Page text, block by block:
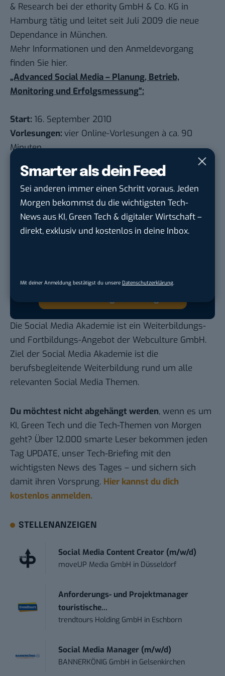
Smarter als dein Feed
Sei anderen immer einen Schritt voraus. Jeden
Morgen bekommst du die wichtigsten Tech-
News aus KI, Green Tech & digitaler Wirtschaft –
direkt, exklusiv und kostenlos in deine Inbox.
Mit deiner Anmeldung bestätigst du unsere Datenschutzerklärung.
& Research bei der ethority GmbH & Co. KG in
Hamburg tätig und leitet seit Juli 2009 die neue
Dependance in München.
Mehr Informationen und den Anmeldevorgang
finden Sie hier.
„Advanced Social Media – Planung, Betrieb,
Monitoring und Erfolgsmessung“:
Start: 16. September 2010
Vorlesungen: vier Online-Vorlesungen à ca. 90
Minuten
Google lässt dich jetzt selbst bestimmen,
welche Quellen du in der Suche häufiger
Tech-Journalismus unterstützen. Vielen Dank!
Die Social Media Akademie ist ein Weiterbildungs-
und Fortbildungs-Angebot der Webculture GmbH.
Ziel der Social Media Akademie ist die
berufsbegleitende Weiterbildung rund um alle
relevanten Social Media Themen.
Du möchtest nicht abgehängt werden, wenn es um
KI, Green Tech und die Tech-Themen von Morgen
geht? Über 12.000 smarte Leser bekommen jeden
Tag UPDATE, unser Tech-Briefing mit den
wichtigsten News des Tages – und sichern sich
damit ihren Vorsprung. Hier kannst du dich
kostenlos anmelden.
STELLENANZEIGEN
Social Media Content Creator (m/w/d)
moveUP Media GmbH in Düsseldorf
Anforderungs- und Projektmanager
touristische...
trendtours Holding GmbH in Eschborn
Social Media Manager (m/w/d)
BANNERKÖNIG GmbH in Gelsenkirchen